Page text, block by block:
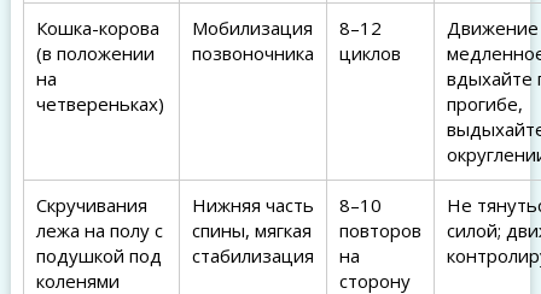
Кошка-корова
(в положении
на
четвереньках)
Мобилизация
позвоночника
8–12
циклов
Движение
вдыхайте
прогибе,
Скручивания
лежа на полу с
подушкой под
коленями
Нижняя часть
спины, мягкая
стабилизация
8–10
повторов
на
сторону
Не
силой;